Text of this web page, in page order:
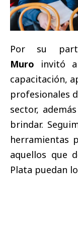
Por su
Muro invitó
capacitación,
profesionales
sector,
brindar.
herramientas
aquellos que
Plata puedan